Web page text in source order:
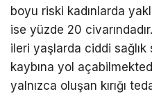
boyu riski kadınlarda
ise yüzde 20
ileri yaşlarda ciddi sağlık
kaybına yol
yalnızca oluşan kırığı